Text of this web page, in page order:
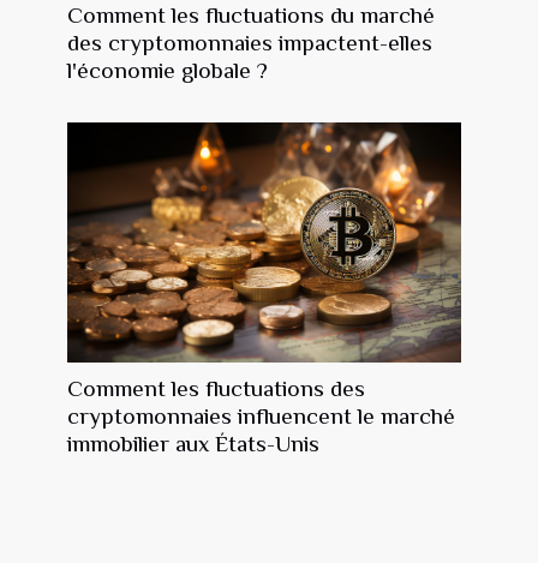
Comment les fluctuations du marché
des cryptomonnaies impactent-elles
l'économie globale ?
Comment les fluctuations des
cryptomonnaies influencent le marché
immobilier aux États-Unis